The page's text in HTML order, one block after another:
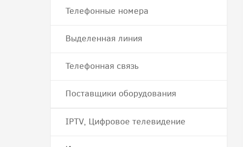
Телефонные номера
Выделенная линия
Телефонная связь
Поставщики оборудования
IPTV, Цифровое телевидение